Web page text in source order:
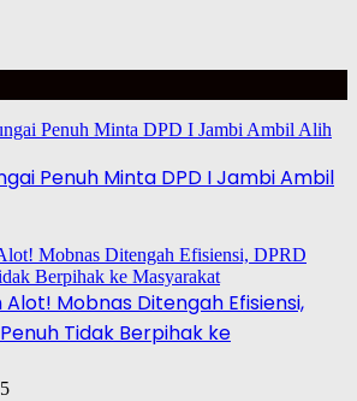
Penuh Minta DPD I Jambi Ambil
Mobnas Ditengah Efisiensi,
Tidak Berpihak ke